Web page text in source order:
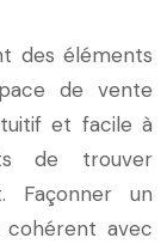
des éléments
de vente
et facile à
de trouver
Façonner un
cohérent avec